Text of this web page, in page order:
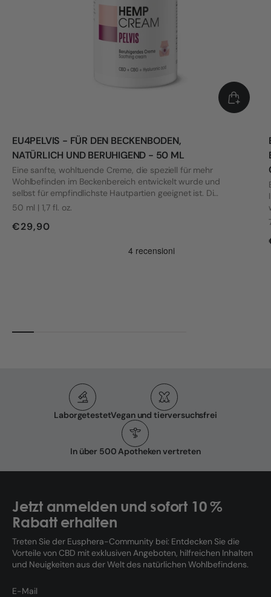
EU4PELVIS - FÜR DEN BECKENBODEN,
NATÜRLICH UND BERUHIGEND - 50 ML
Eine sanfte, wohltuende Creme, die speziell für mehr
Wohlbefinden im Beckenbereich entwickelt wurde und
selbst für empfindlichste Hautpartien geeignet ist. Die
Formel wurde mit Blick auf die Bedürfnisse von Frauen
entwickelt.
50 ml | 1,7 fl. oz.
€29,90
LaborgetestetVegan und tierversuchsfrei
In über 500 Apotheken vertreten
Jetzt anmelden und sofort 10 %
Rabatt erhalten
Treten Sie der Eusphera-Community bei: Entdecken Sie die
Vorteile von CBD mit exklusiven Angeboten, hilfreichen Inhalten
und Neuigkeiten aus der Welt des natürlichen Wohlbefindens.
E-Mail